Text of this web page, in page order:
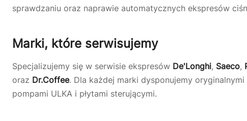
sprawdzaniu oraz naprawie automatycznych ekspresów
Marki, które serwisujemy
Specjalizujemy się w serwisie ekspresów De'Longhi, Saeco,
oraz Dr.Coffee. Dla każdej marki dysponujemy
pompami ULKA i płytami sterującymi.